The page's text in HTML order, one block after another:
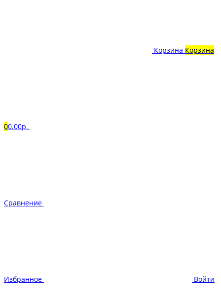
Корзина Корзина
00.00р.
Сравнение
Избранное Войти